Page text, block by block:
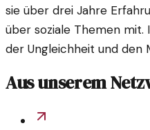
sie über drei Jahre
über soziale Themen
der Ungleichheit und den
Aus unserem